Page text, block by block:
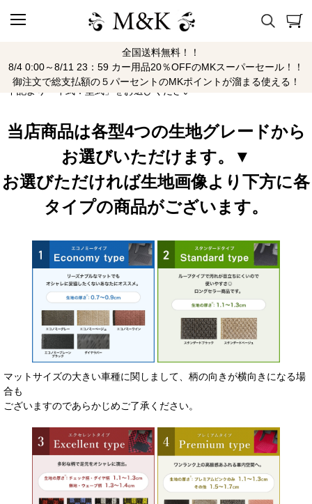
全国送料無料！！
8/4 0:00～8/11 23：59 カー用品20％OFFのMKスーパーセール！！
御注文で総支払額の５パーセントのMKポイントが溜まる使える！
RX-8
下記より「年式：型式」をお選びください
当店商品は各型4つの生地グレードから
お選びいただけます。▼
お選びただければ生地画像より下方に各
タイプの商品がございます。
マットサイズの大きい車種に関しまして、柄の向きが横向きになる場
合も
ございますのであらかじめご了承ください。